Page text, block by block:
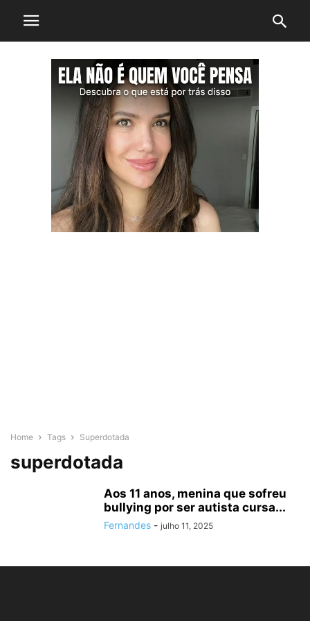
Home Tags Superdotada
superdotada
Aos 11 anos, menina que sofreu
bullying por ser autista cursa...
Fernandes - julho 11, 2025